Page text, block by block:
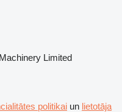
Limited
politikai un lietotāja